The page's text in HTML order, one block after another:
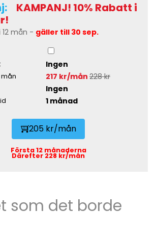
KAMPANJ! 10% Rabatt i
12 mån - gäller till 30 sep.
Ingen
217 kr/mån 228 kr
Ingen
1 månad
205 kr/mån
Första 12 månaderna
Därefter 228 kr/mån
som det borde